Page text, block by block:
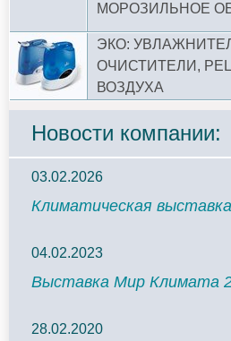
МОРОЗИЛЬНОЕ
ЭКО:
ОЧИСТИТЕЛИ,
ВОЗДУХА
Новости компании:
03.02.2026
Климатическая
04.02.2023
Выставка Мир Климата
28.02.2020